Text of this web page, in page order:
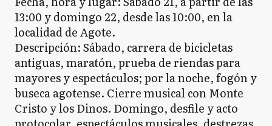
13:00 y domingo 22, desde las 10:00, en la
localidad de Agote.
Descripción: Sábado, carrera de bicicletas
antiguas, maratón, prueba de riendas para
mayores y espectáculos; por la noche, fogón y
buseca agotense. Cierre musical con Monte
Cristo y los Dinos. Domingo, desfile y acto